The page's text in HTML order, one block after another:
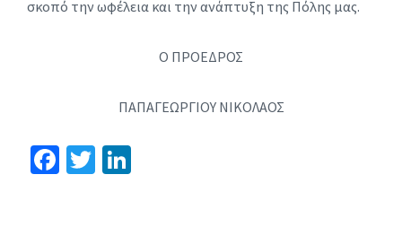
σκοπό την ωφέλεια και την ανάπτυξη της Πόλης μας.
Ο ΠΡΟΕΔΡΟΣ
ΠΑΠΑΓΕΩΡΓΙΟΥ ΝΙΚΟΛΑΟΣ
Fa T